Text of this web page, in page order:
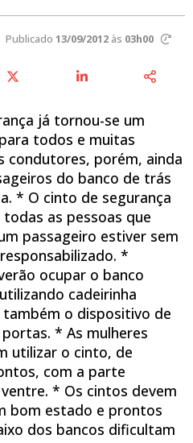
Publicado 13/09/2012às 03h00
já tornou-se um
todos e muitas
condutores, porém, ainda
do banco de trás
* O cinto de segurança
as pessoas que
passageiro estiver sem
*
ocupar o banco
cadeirinha
o dispositivo de
* As mulheres
utilizar o cinto, de
com a parte
* Os cintos devem
bom estado e prontos
dos bancos dificultam